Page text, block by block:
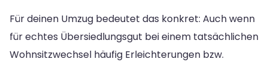
Für deinen Umzug bedeutet das konkret: Auch wenn
für echtes Übersiedlungsgut bei einem tatsächlichen
Wohnsitzwechsel häufig Erleichterungen bzw.